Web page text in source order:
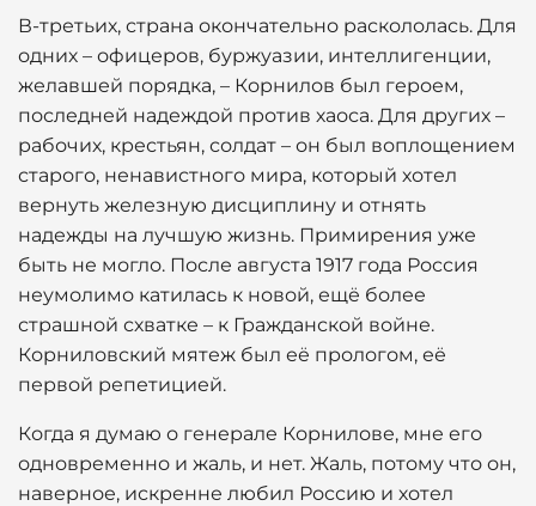
В-третьих, страна окончательно раскололась. Для
одних – офицеров, буржуазии, интеллигенции,
желавшей порядка, – Корнилов был героем,
последней надеждой против хаоса. Для других –
рабочих, крестьян, солдат – он был воплощением
старого, ненавистного мира, который хотел
вернуть железную дисциплину и отнять
надежды на лучшую жизнь. Примирения уже
быть не могло. После августа 1917 года Россия
неумолимо катилась к новой, ещё более
страшной схватке – к Гражданской войне.
Корниловский мятеж был её прологом, её
первой репетицией.
Когда я думаю о генерале Корнилове, мне его
одновременно и жаль, и нет. Жаль, потому что он,
наверное, искренне любил Россию и хотел